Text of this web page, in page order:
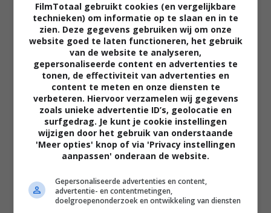
02:40
The Uprising
FilmTotaal gebruikt cookies (en vergelijkbare
technieken) om informatie op te slaan en in te
zien. Deze gegevens gebruiken wij om onze
website goed te laten functioneren, het gebruik
van de website te analyseren,
gepersonaliseerde content en advertenties te
tonen, de effectiviteit van advertenties en
content te meten en onze diensten te
verbeteren. Hiervoor verzamelen wij gegevens
zoals unieke advertentie ID’s, geolocatie en
surfgedrag. Je kunt je cookie instellingen
wijzigen door het gebruik van onderstaande
'Meer opties' knop of via 'Privacy instellingen
aanpassen' onderaan de website.
Gepersonaliseerde advertenties en content,
advertentie- en contentmetingen,
doelgroepenonderzoek en ontwikkeling van diensten